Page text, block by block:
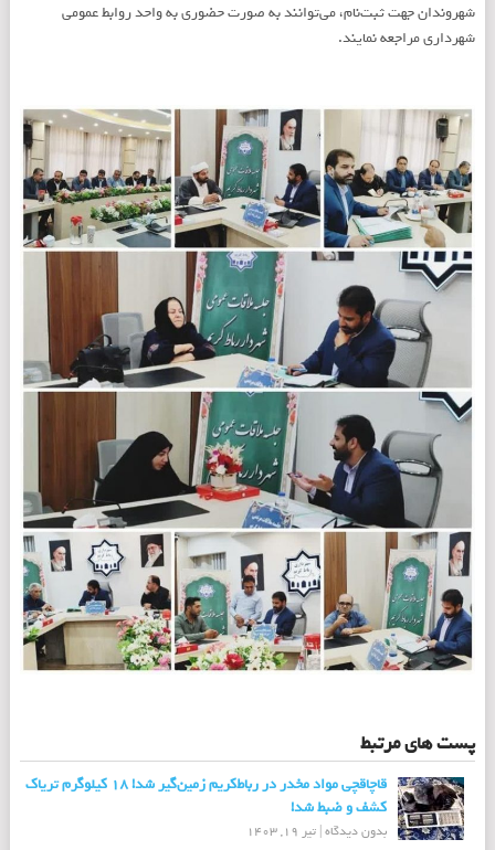
شهروندان جهت ثبت‌نام، می‌توانند به صورت حضوری به واحد روابط عمومی
شهرداری مراجعه نمایند.
پست های مرتبط
قاچاقچی مواد مخدر در رباط‌کریم زمین‌گیر شد! 18 کیلوگرم تریاک
کشف و ضبط شد!
بدون دیدگاه| تیر 19, 1403